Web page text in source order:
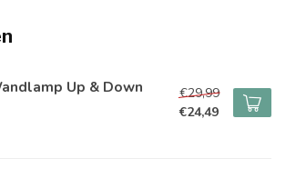
Up & Down
€29,99
€24,49